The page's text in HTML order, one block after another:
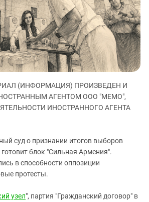
ЗАСТАВЛЯЕТ
КАВКАЗ ЗА ПАЛЕСТИНУ
ИНАКОМЫСЛИЕ В ЧЕЧНЕ
ПРЕСЛЕДОВАНИЕ АКТИВИСТОВ
МОБИЛИЗАЦИЯ И ПРОТЕСТЫ
(ИНФОРМАЦИЯ) ПРОИЗВЕДЕН И
АГЕНТОМ ООО "МЕМО",
ИНОСТРАННОГО АГЕНТА
суд о признании итогов выборов
блок "Сильная Армения".
в способности оппозиции
протесты.
узел", партия "Гражданский договор" в